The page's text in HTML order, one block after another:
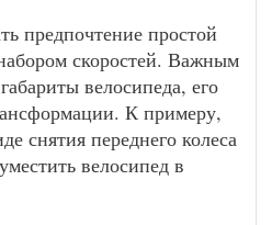
предпочтение простой
скоростей. Важным
велосипеда, его
К примеру,
снятия переднего колеса
велосипед в